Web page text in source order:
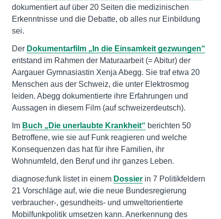
dokumentiert auf über 20 Seiten die medizinischen
Erkenntnisse und die Debatte, ob alles nur Einbildung
sei.
Der Dokumentarfilm „In die Einsamkeit gezwungen“
entstand im Rahmen der Maturaarbeit (= Abitur) der
Aargauer Gymnasiastin Xenja Abegg. Sie traf etwa 20
Menschen aus der Schweiz, die unter Elektrosmog
leiden. Abegg dokumentierte ihre Erfahrungen und
Aussagen in diesem Film (auf schweizerdeutsch).
Im Buch „Die unerlaubte Krankheit“ berichten 50
Betroffene, wie sie auf Funk reagieren und welche
Konsequenzen das hat für ihre Familien, ihr
Wohnumfeld, den Beruf und ihr ganzes Leben.
diagnose:funk listet in einem Dossier in 7 Politikfeldern
21 Vorschläge auf, wie die neue Bundesregierung
verbraucher-, gesundheits- und umweltorientierte
Mobilfunkpolitik umsetzen kann. Anerkennung des